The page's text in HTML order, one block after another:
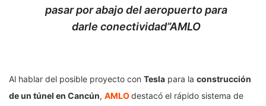
pasar por abajo del aeropuerto para
darle conectividad”AMLO
Al hablar del posible proyecto con Tesla para la construcción
de un túnel en Cancún, AMLOdestacó el rápido sistema de